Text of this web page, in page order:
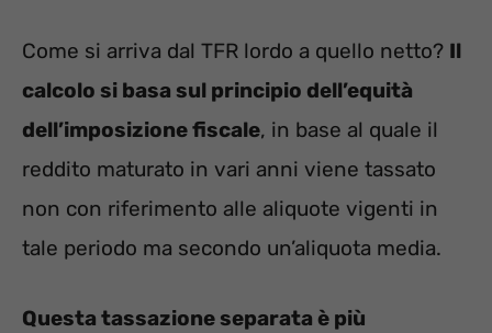
Come si arriva dal TFR lordo a quello netto? Il
calcolo si basa sul principio dell’equità
dell’imposizione fiscale, in base al quale il
reddito maturato in vari anni viene tassato
non con riferimento alle aliquote vigenti in
tale periodo ma secondo un’aliquota media.
Questa tassazione separata è più